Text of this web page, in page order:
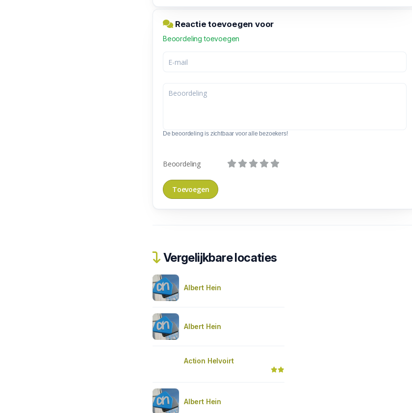
Reactie toevoegen voor
Beoordeling toevoegen
De beoordeling is zichtbaar voor alle bezoekers!
Beoordeling
Vergelijkbare locaties
Albert Hein
Albert Hein
Action Helvoirt
Albert Hein